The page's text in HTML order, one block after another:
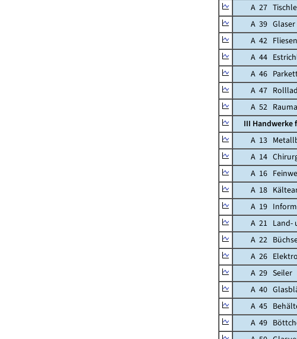
A 27
A 39 Glaser
A 42 Fliesen-,
A 44
A 46
A 47
A 52
III Handwerke
A 13
A 14
A 16
A 18
A 19
A 21 Land-
A 22
A 26
A 29 Seiler
A 40
A 45
A 49